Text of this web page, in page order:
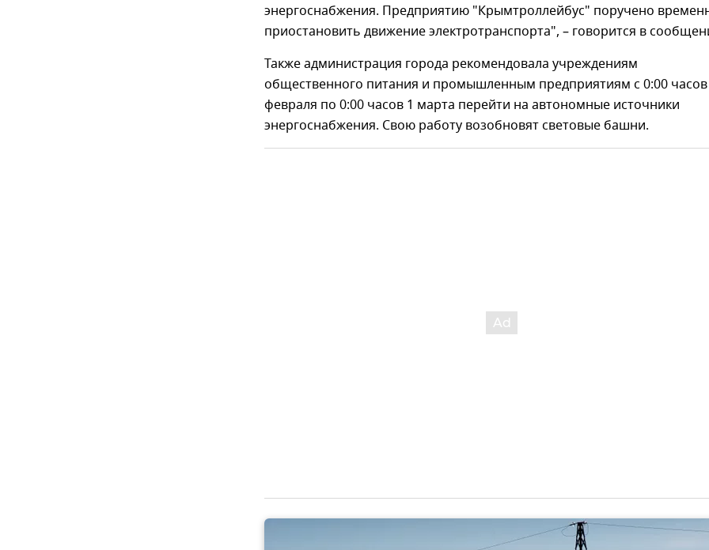
энергоснабжения. Предприятию "Крымтроллейбус" поручено
приостановить движение электротранспорта", – говорится в
Также администрация города рекомендовала учреждениям
общественного питания и промышленным предприятиям с 0:00
февраля по 0:00 часов 1 марта перейти на автономные источники
энергоснабжения. Свою работу возобновят световые башни.